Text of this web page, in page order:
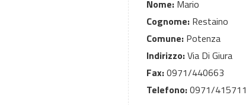
Nome: Mario
Cognome: Restaino
Comune: Potenza
Indirizzo:Via Di Giura
Fax:0971/440663
Telefono:0971/415711